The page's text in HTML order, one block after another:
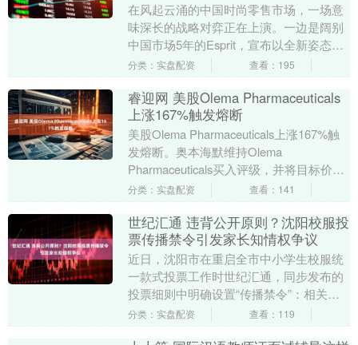
在风起云涌的中国时尚零售市场，一场意
味深长的战略对弈正在上演。一边是阔别
中国市场5年的Esprit，宣布以全新姿态回
归中国市场；另一边则是曾经是“80后”女
分类：实盘配资 查看：195
睿迎网 美股Olema Pharmaceuticals
上涨167%触发熔断
美股Olema Pharmaceuticals上涨167%触
发熔断。奥本海默维持Olema
Pharmaceuticals买入评级，并将目标价从
22美元上调至4....
分类：实盘配资 查看：141
世纪汇通 违背公开原则？沈阳校服投
票传播禁令引发家长知情权争议
近日，沈阳市在重启全市中小学生校服统
一款式投票工作时世纪汇通，同步发布的
投票细则中明确设置“传播禁令”：相关投
票要求严禁下发至家长群、班主任工作群
分类：实盘配资 查看：119